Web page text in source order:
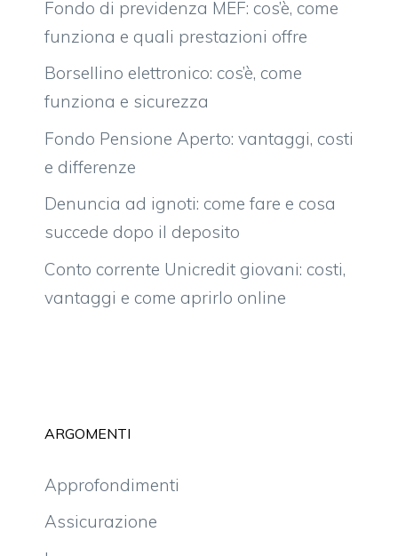
Fondo di previdenza MEF: cos’è, come
funziona e quali prestazioni offre
Borsellino elettronico: cos’è, come
funziona e sicurezza
Fondo Pensione Aperto: vantaggi, costi
e differenze
Denuncia ad ignoti: come fare e cosa
succede dopo il deposito
Conto corrente Unicredit giovani: costi,
vantaggi e come aprirlo online
ARGOMENTI
Approfondimenti
Assicurazione